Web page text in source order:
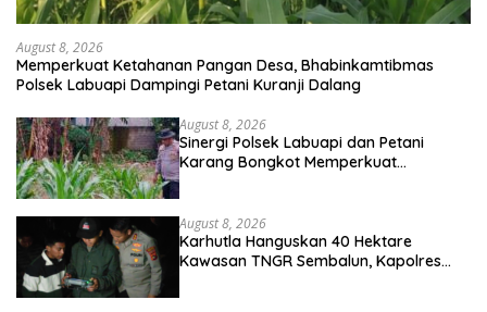
August 8, 2026
Memperkuat Ketahanan Pangan Desa, Bhabinkamtibmas
Polsek Labuapi Dampingi Petani Kuranji Dalang
August 8, 2026
Sinergi Polsek Labuapi dan Petani
Karang Bongkot Memperkuat
August 8, 2026
Karhutla Hanguskan 40 Hektare
Kawasan TNGR Sembalun, Kapolres